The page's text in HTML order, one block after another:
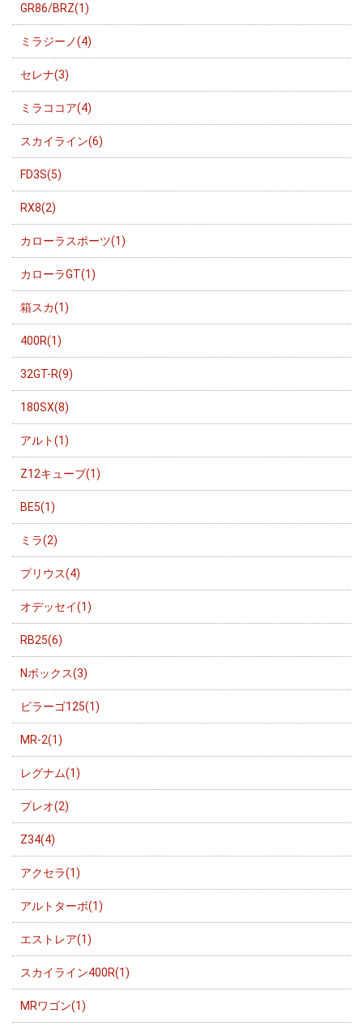
GR86/BRZ(1)
ミラジーノ(4)
セレナ(3)
ミラココア(4)
スカイライン(6)
FD3S(5)
RX8(2)
カローラスポーツ(1)
カローラGT(1)
箱スカ(1)
400R(1)
32GT-R(9)
180SX(8)
アルト(1)
Z12キューブ(1)
BE5(1)
ミラ(2)
プリウス(4)
オデッセイ(1)
RB25(6)
Nボックス(3)
ビラーゴ125(1)
MR-2(1)
レグナム(1)
プレオ(2)
Z34(4)
アクセラ(1)
アルトターボ(1)
エストレア(1)
スカイライン400R(1)
MRワゴン(1)